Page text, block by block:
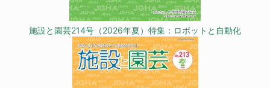
施設と園芸214号（2026年夏）特集：ロボットと自動化